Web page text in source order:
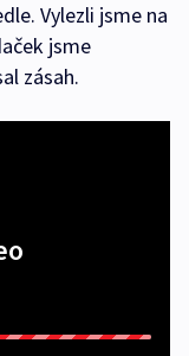
Vylezli jsme na
jsme
zásah.